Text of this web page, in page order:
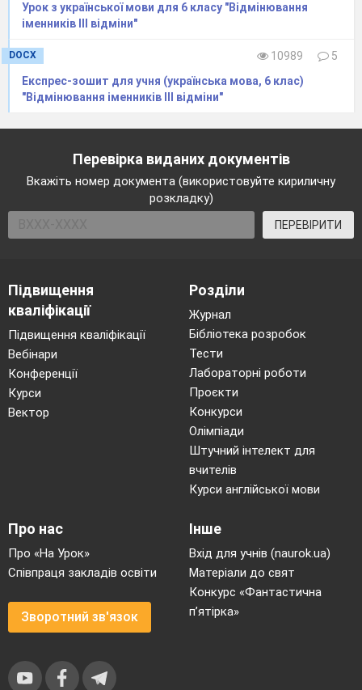
Урок з української мови для 6 класу "Відмінювання
іменників ІІІ відміни"
DOCX 10989
5
Експрес-зошит для учня (українська мова, 6 клас)
"Відмінювання іменників ІІІ відміни"
Перевірка виданих документів
Вкажіть номер документа (використовуйте кириличну
розкладку)
ПЕРЕВІРИТИ
Підвищення
кваліфікації
Підвищення кваліфікації
Вебінари
Конференції
Курси
Вектор
Розділи
Журнал
Бібліотека розробок
Тести
Лабораторні роботи
Проєкти
Конкурси
Олімпіади
Штучний інтелект для
вчителів
Курси англійської мови
Про нас
Про «На Урок»
Співпраця закладів освіти
Зворотний зв'язок
Інше
Вхід для учнів (naurok.ua)
Матеріали до свят
Конкурс «Фантастична
п’ятірка»